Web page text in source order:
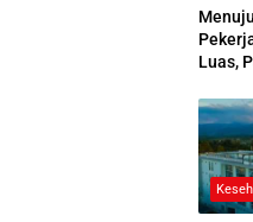
Luas,
2026